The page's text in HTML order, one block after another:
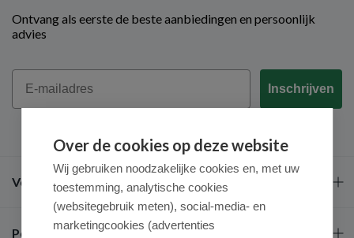
Ontvang als eerste de beste aanbiedingen en persoonlijk
advies
Email
Inschrijven
Veel gestelde vragen
Populaire merken
Over de cookies op deze website
Wij gebruiken noodzakelijke cookies en, met uw
toestemming, analytische cookies
(websitegebruik meten), social-media- en
marketingcookies (advertenties